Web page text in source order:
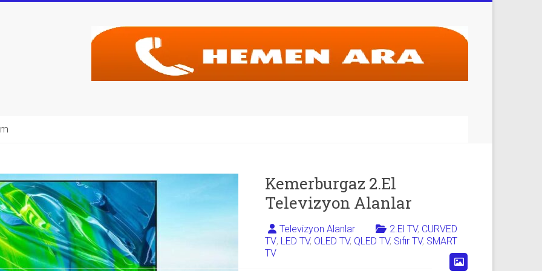
Kemerburgaz 2.El
Televizyon Alanlar
Televizyon Alanlar 2.El TV, CURVED
TV, LED TV, OLED TV, QLED TV, Sıfır TV, SMART
TV